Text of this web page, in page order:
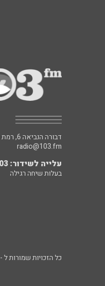
דבורה הנביאה 6, רמת השרון
radio@103.fm
עלייה לשידור: 0552-103-103
בעלות שיחה רגילה
כל הזכויות שמורות ל - 103FM